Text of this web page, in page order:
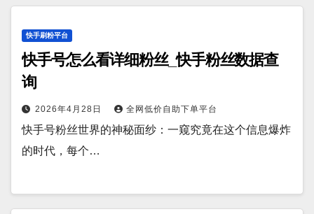
快手刷粉平台
快手号怎么看详细粉丝_快手粉丝数据查
询
2026年4月28日 全网低价自助下单平台
快手号粉丝世界的神秘面纱：一窥究竟在这个信息爆炸
的时代，每个…